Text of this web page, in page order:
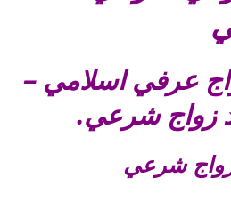
عرفي اسلامي –
زواج شرعي.
شرعي